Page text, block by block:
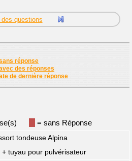
des questions
réponse
des réponses
de dernière réponse
= sans Réponse
tondeuse Alpina
tuyau pour pulvérisateur